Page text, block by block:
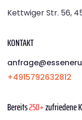
Kettwiger Str. 56,
KONTAKT
+4915792632812
Bereits250+zufriedene